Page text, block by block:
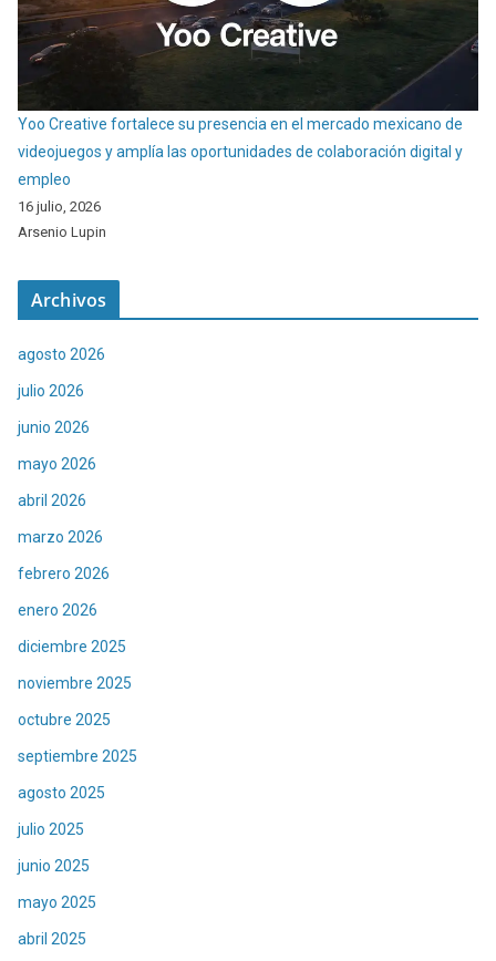
Yoo Creative fortalece su presencia en el mercado mexicano de
videojuegos y amplía las oportunidades de colaboración digital y
empleo
16 julio, 2026
Arsenio Lupin
Archivos
agosto 2026
julio 2026
junio 2026
mayo 2026
abril 2026
marzo 2026
febrero 2026
enero 2026
diciembre 2025
noviembre 2025
octubre 2025
septiembre 2025
agosto 2025
julio 2025
junio 2025
mayo 2025
abril 2025